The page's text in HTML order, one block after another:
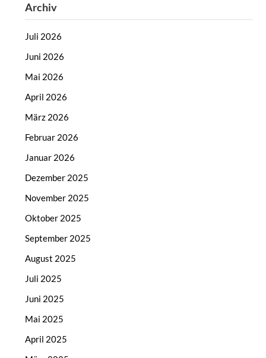
Archiv
Juli 2026
Juni 2026
Mai 2026
April 2026
März 2026
Februar 2026
Januar 2026
Dezember 2025
November 2025
Oktober 2025
September 2025
August 2025
Juli 2025
Juni 2025
Mai 2025
April 2025